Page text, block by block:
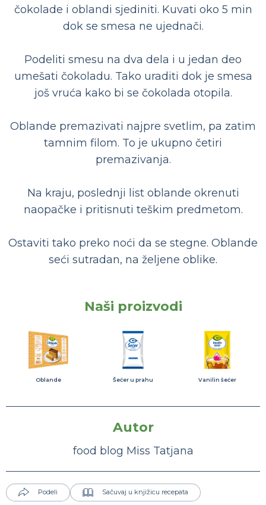
čokolade i oblandi sjediniti. Kuvati oko 5 min
dok se smesa ne ujednači.
Podeliti smesu na dva dela i u jedan deo
umešati čokoladu. Tako uraditi dok je smesa
još vruća kako bi se čokolada otopila.
Oblande premazivati najpre svetlim, pa zatim
tamnim filom. To je ukupno četiri
premazivanja.
Na kraju, poslednji list oblande okrenuti
naopačke i pritisnuti teškim predmetom.
Ostaviti tako preko noći da se stegne. Oblande
seći sutradan, na željene oblike.
Naši proizvodi
Oblande Šećer u prahu Vanilin šećer
Autor
food blog Miss Tatjana
Podeli Sačuvaj u knjižicu recepata